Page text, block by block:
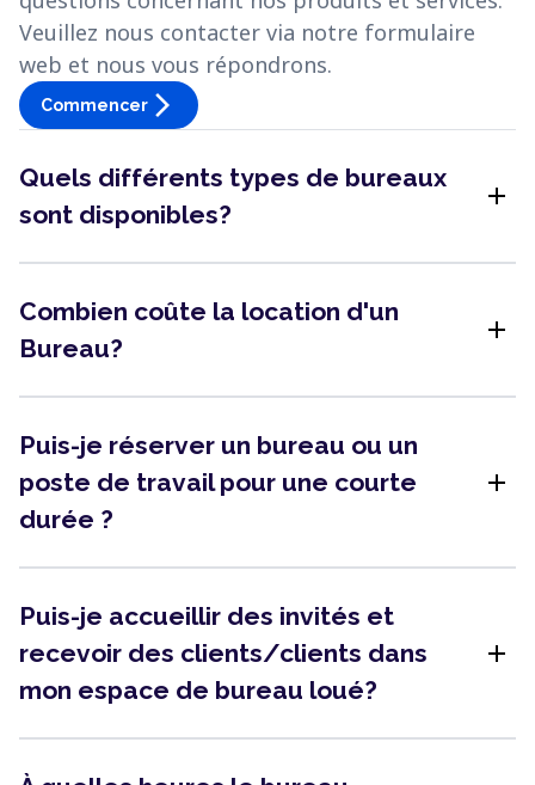
Veuillez nous contacter via notre formulaire
web et nous vous répondrons.
Commencer arrow_forward_ios
Quels différents types de bureaux
sont disponibles?
add
Combien coûte la location d'un
Bureau?
add
Puis-je réserver un bureau ou un
poste de travail pour une courte
durée ?
add
Puis-je accueillir des invités et
recevoir des clients/clients dans
mon espace de bureau loué?
add